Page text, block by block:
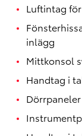
Luftintag
inlägg
Mittkonsol
Handtag i